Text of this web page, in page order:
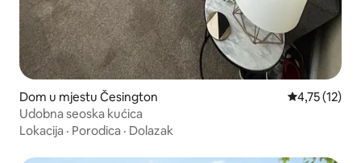
Dom u mjestu Česington Prosječna
4,75 (12)
Udobna seoska kućica
Lokacija · Porodica · Dolazak